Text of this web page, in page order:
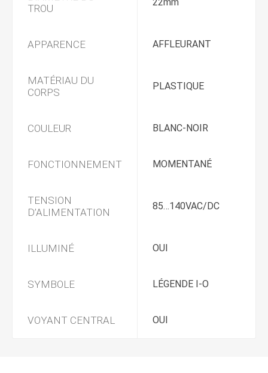
TROU
APPARENCE AFFLEURANT
MATÉRIAU DU
CORPS
PLASTIQUE
COULEUR BLANC-NOIR
FONCTIONNEMENT MOMENTANÉ
TENSION
D’ALIMENTATION
85…140VAC/DC
ILLUMINÉ OUI
SYMBOLE LÉGENDE I-O
VOYANT CENTRAL OUI